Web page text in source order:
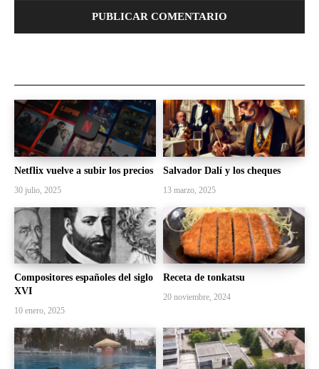
Netflix vuelve a subir los precios
30 julio, 2025
Salvador Dalí y los cheques
13 marzo, 2025
Compositores españoles del siglo
XVI
10 enero, 2025
Receta de tonkatsu
20 noviembre, 2024